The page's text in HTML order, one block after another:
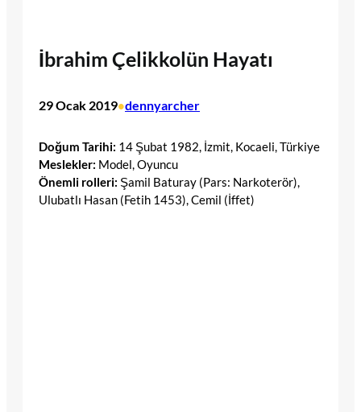
İbrahim Çelikkolün Hayatı
29 Ocak 2019•dennyarcher
Doğum Tarihi: 14 Şubat 1982, İzmit, Kocaeli, Türkiye
Meslekler: Model, Oyuncu
Önemli rolleri: Şamil Baturay (Pars: Narkoterör),
Ulubatlı Hasan (Fetih 1453), Cemil (İffet)